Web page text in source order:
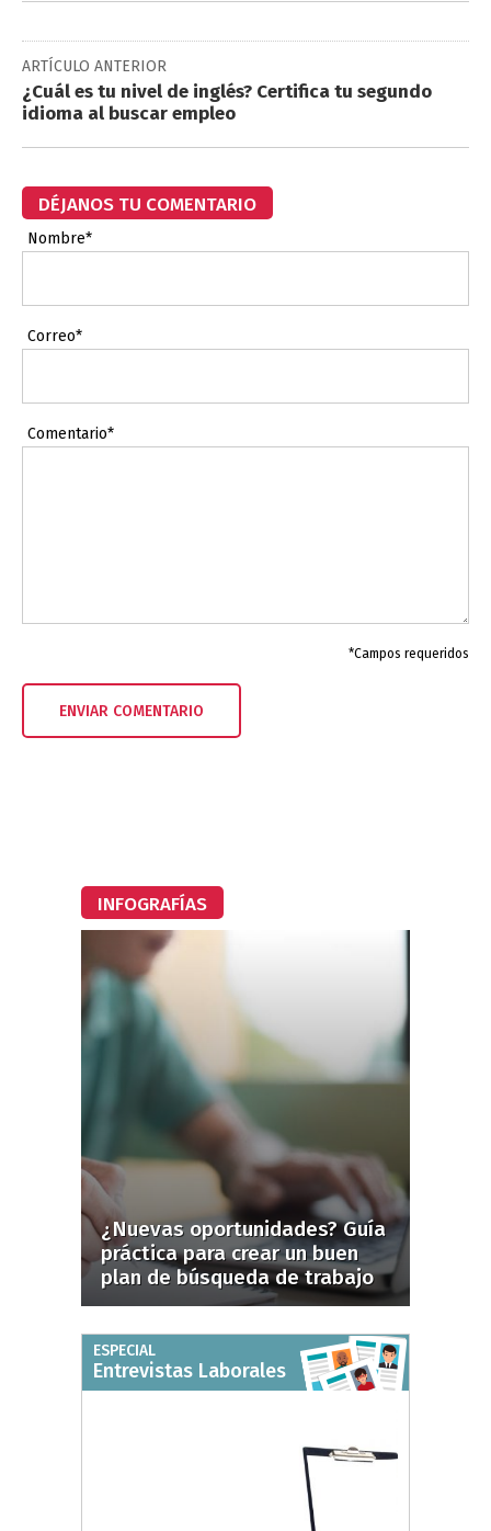
ARTÍCULO ANTERIOR
¿Cuál es tu nivel de inglés? Certifica tu segundo
idioma al buscar empleo
DÉJANOS TU COMENTARIO
Nombre*
Correo*
Comentario*
*Campos requeridos
INFOGRAFÍAS
¿Nuevas oportunidades? Guía
práctica para crear un buen
plan de búsqueda de trabajo
ESPECIAL
Entrevistas Laborales